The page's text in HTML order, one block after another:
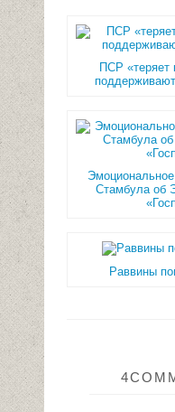
ПСР «теряет
Стамбула об
Раввины